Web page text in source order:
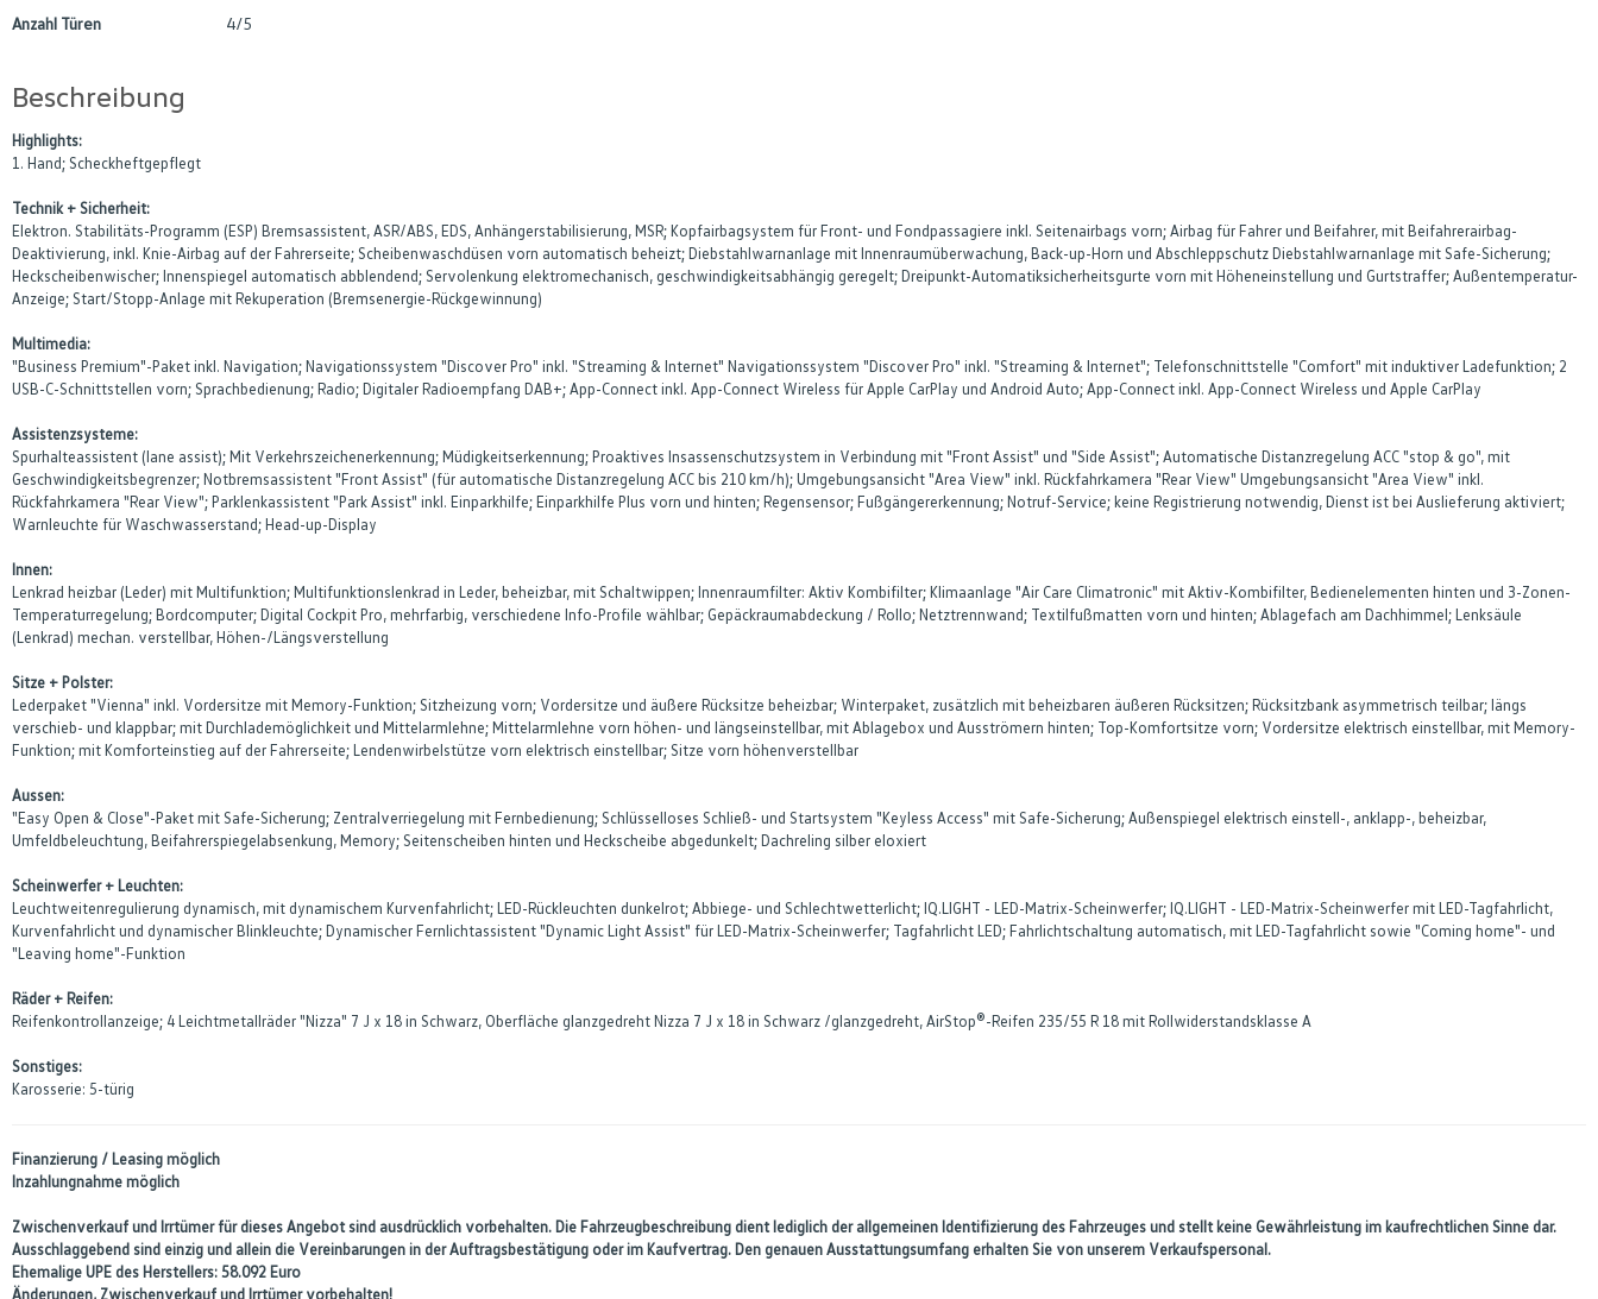
Anzahl Türen
4/5
Beschreibung
Highlights:
1. Hand; Scheckheftgepflegt
Technik + Sicherheit:
Elektron. Stabilitäts-Programm (ESP) Bremsassistent, ASR/ABS, EDS, Anhängerstabilisierung, MSR; Kopfairbagsystem für Front- und Fondpassagiere inkl. Seitenairbags vorn; Airbag für Fahrer und Beifahrer, mit Beifahrerairbag-
Deaktivierung, inkl. Knie-Airbag auf der Fahrerseite; Scheibenwaschdüsen vorn automatisch beheizt; Diebstahlwarnanlage mit Innenraumüberwachung, Back-up-Horn und Abschleppschutz Diebstahlwarnanlage mit Safe-Sicherung;
Heckscheibenwischer; Innenspiegel automatisch abblendend; Servolenkung elektromechanisch, geschwindigkeitsabhängig geregelt; Dreipunkt-Automatiksicherheitsgurte vorn mit Höheneinstellung und Gurtstraffer; Außentemperatur-
Anzeige; Start/Stopp-Anlage mit Rekuperation (Bremsenergie-Rückgewinnung)
Multimedia:
"Business Premium"-Paket inkl. Navigation; Navigationssystem "Discover Pro" inkl. "Streaming & Internet" Navigationssystem "Discover Pro" inkl. "Streaming & Internet"; Telefonschnittstelle "Comfort" mit induktiver Ladefunktion; 2
USB-C-Schnittstellen vorn; Sprachbedienung; Radio; Digitaler Radioempfang DAB+; App-Connect inkl. App-Connect Wireless für Apple CarPlay und Android Auto; App-Connect inkl. App-Connect Wireless und Apple CarPlay
Assistenzsysteme:
Spurhalteassistent (lane assist); Mit Verkehrszeichenerkennung; Müdigkeitserkennung; Proaktives Insassenschutzsystem in Verbindung mit "Front Assist" und "Side Assist"; Automatische Distanzregelung ACC "stop & go", mit
Geschwindigkeitsbegrenzer; Notbremsassistent "Front Assist" (für automatische Distanzregelung ACC bis 210 km/h); Umgebungsansicht "Area View" inkl. Rückfahrkamera "Rear View" Umgebungsansicht "Area View" inkl.
Rückfahrkamera "Rear View"; Parklenkassistent "Park Assist" inkl. Einparkhilfe; Einparkhilfe Plus vorn und hinten; Regensensor; Fußgängererkennung; Notruf-Service; keine Registrierung notwendig, Dienst ist bei Auslieferung aktiviert;
Warnleuchte für Waschwasserstand; Head-up-Display
Innen:
Lenkrad heizbar (Leder) mit Multifunktion; Multifunktionslenkrad in Leder, beheizbar, mit Schaltwippen; Innenraumfilter: Aktiv Kombifilter; Klimaanlage "Air Care Climatronic" mit Aktiv-Kombifilter, Bedienelementen hinten und 3-Zonen-
Temperaturregelung; Bordcomputer; Digital Cockpit Pro, mehrfarbig, verschiedene Info-Profile wählbar; Gepäckraumabdeckung / Rollo; Netztrennwand; Textilfußmatten vorn und hinten; Ablagefach am Dachhimmel; Lenksäule
(Lenkrad) mechan. verstellbar, Höhen-/Längsverstellung
Sitze + Polster:
Lederpaket "Vienna" inkl. Vordersitze mit Memory-Funktion; Sitzheizung vorn; Vordersitze und äußere Rücksitze beheizbar; Winterpaket, zusätzlich mit beheizbaren äußeren Rücksitzen; Rücksitzbank asymmetrisch teilbar; längs
verschieb- und klappbar; mit Durchlademöglichkeit und Mittelarmlehne; Mittelarmlehne vorn höhen- und längseinstellbar, mit Ablagebox und Ausströmern hinten; Top-Komfortsitze vorn; Vordersitze elektrisch einstellbar, mit Memory-
Funktion; mit Komforteinstieg auf der Fahrerseite; Lendenwirbelstütze vorn elektrisch einstellbar; Sitze vorn höhenverstellbar
Aussen:
"Easy Open & Close"-Paket mit Safe-Sicherung; Zentralverriegelung mit Fernbedienung; Schlüsselloses Schließ- und Startsystem "Keyless Access" mit Safe-Sicherung; Außenspiegel elektrisch einstell-, anklapp-, beheizbar,
Umfeldbeleuchtung, Beifahrerspiegelabsenkung, Memory; Seitenscheiben hinten und Heckscheibe abgedunkelt; Dachreling silber eloxiert
Scheinwerfer + Leuchten:
Leuchtweitenregulierung dynamisch, mit dynamischem Kurvenfahrlicht; LED-Rückleuchten dunkelrot; Abbiege- und Schlechtwetterlicht; IQ.LIGHT - LED-Matrix-Scheinwerfer; IQ.LIGHT - LED-Matrix-Scheinwerfer mit LED-Tagfahrlicht,
Kurvenfahrlicht und dynamischer Blinkleuchte; Dynamischer Fernlichtassistent "Dynamic Light Assist" für LED-Matrix-Scheinwerfer; Tagfahrlicht LED; Fahrlichtschaltung automatisch, mit LED-Tagfahrlicht sowie "Coming home"- und
"Leaving home"-Funktion
Räder + Reifen:
Reifenkontrollanzeige; 4 Leichtmetallräder "Nizza" 7 J x 18 in Schwarz, Oberfläche glanzgedreht Nizza 7 J x 18 in Schwarz /glanzgedreht, AirStop®-Reifen 235/55 R 18 mit Rollwiderstandsklasse A
Sonstiges:
Karosserie: 5-türig
Finanzierung / Leasing möglich
Inzahlungnahme möglich
Zwischenverkauf und Irrtümer für dieses Angebot sind ausdrücklich vorbehalten. Die Fahrzeugbeschreibung dient lediglich der allgemeinen Identifizierung des Fahrzeuges und stellt keine Gewährleistung im kaufrechtlichen Sinne dar.
Ausschlaggebend sind einzig und allein die Vereinbarungen in der Auftragsbestätigung oder im Kaufvertrag. Den genauen Ausstattungsumfang erhalten Sie von unserem Verkaufspersonal.
Ehemalige UPE des Herstellers: 58.092 Euro
Änderungen, Zwischenverkauf und Irrtümer vorbehalten!